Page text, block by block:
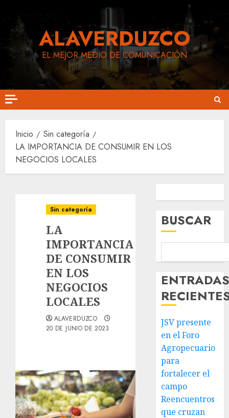
contenido
ALAVERDUZCO
EL MEJOR MEDIO DE COMUNICACIÓN
Inicio
Sin categoría
LA IMPORTANCIA DE CONSUMIR EN LOS
NEGOCIOS LOCALES
Sin categoría
LA
IMPORTANCIA
DE CONSUMIR
EN LOS
NEGOCIOS
LOCALES
ALAVERDUZCO
20 DE JUNIO DE 2023
BUSCAR
JSV presente
en el Foro
Agropecuario
para
fortalecer el
campo
Reencuentros
que cruzan